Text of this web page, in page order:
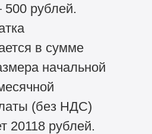
рублей.
в сумме
начальной
(без НДС)
20118 рублей.